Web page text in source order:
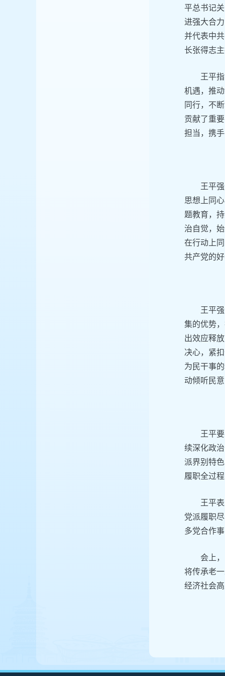
平总书记
进强大合
并代表中
长张得志
王平
机遇，推
同行，不
贡献了重
担当，携
王平
思想上同
题教育，
治自觉，
在行动上
共产党的
王平
集的优势
出效应释
决心，紧
为民干事
动倾听民
王平
续深化政
派界别特
履职全过
王平
党派履职
多党合作
会上
将传承老
经济社会